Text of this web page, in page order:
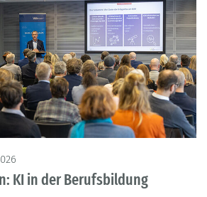
KI in der Berufsbildung